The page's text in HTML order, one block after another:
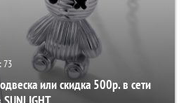
73
или скидка 500р. в сети